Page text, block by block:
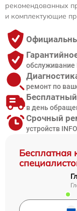
Бесплатная
рекомендованных
и комплектующие
обслуживание
ремонт по
в день
Срочный
устройств